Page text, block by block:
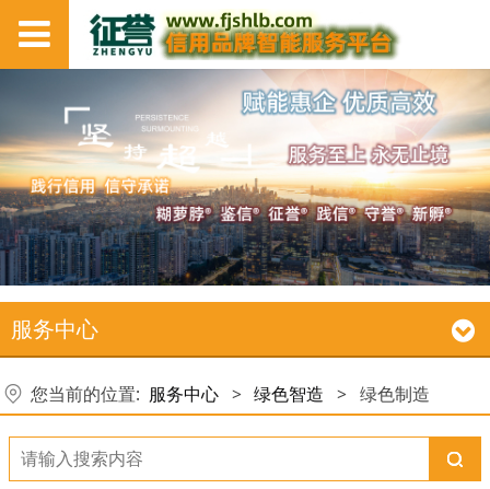
服务中心
您当前的位置: 服务中心 > 绿色智造 > 绿色制造